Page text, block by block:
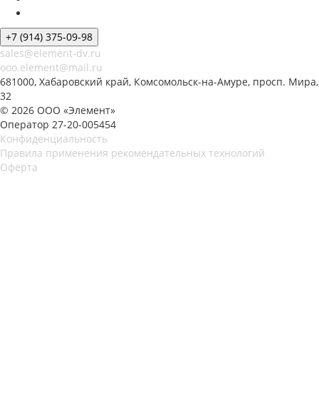
+7 (914) 375-09-98
sales@element-dv.ru
ooo.element@mail.ru
681000, Хабаровский край, Комсомольск-на-Амуре, просп. Мира,
32
© 2026 ООО «Элемент»
Оператор 27-20-005454
Конфиденциальность
Правила применения рекомендательных технологий
Оферта